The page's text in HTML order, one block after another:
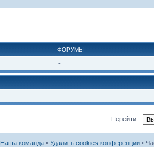
ФОРУМЫ
-
Перейти:
Наша команда • Удалить cookies конференции •